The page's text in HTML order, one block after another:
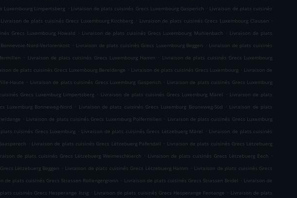
Luxembourg Limpertsberg . Livraison de plats cuisinés Grecs Luxembourg Gasperich . Livraison de plats cuisinés
Livraison de plats cuisinés Grecs Luxembourg Kirchberg . Livraison de plats cuisinés Grecs Luxembourg Clausen .
Grecs Luxembourg Howald . Livraison de plats cuisinés Grecs Luxembourg Muhlenbach . Livraison de plats
Nord-Verlorenkost . Livraison de plats cuisinés Grecs Luxembourg Beggen . Livraison de plats cuisinés
. Livraison de plats cuisinés Grecs Luxembourg Hamm . Livraison de plats cuisinés Grecs Luxembourg
de plats cuisinés Grecs Luxembourg Bereldange . Livraison de plats cuisinés Grecs Luxembourg . Livraison de
Haute . Livraison de plats cuisinés Grecs Luxemburg Gasperich . Livraison de plats cuisinés Grecs Luxemburg
Grecs Luxemburg Limpertsberg . Livraison de plats cuisinés Grecs Luxemburg Märel . Livraison de plats
Luxemburg Bonneweg-Nord . Livraison de plats cuisinés Grecs Luxemburg Bouneweg-Süd . Livraison de plats
. Livraison de plats cuisinés Grecs Luxemburg Polfermillen . Livraison de plats cuisinés Grecs Luxemburg
cuisinés Grecs Luxemburg . Livraison de plats cuisinés Grecs Lëtzebuerg Märel . Livraison de plats cuisinés
. Livraison de plats cuisinés Grecs Lëtzebuerg Pafendall . Livraison de plats cuisinés Grecs Lëtzebuerg
de plats cuisinés Grecs Lëtzebuerg Weimeschkierch . Livraison de plats cuisinés Grecs Lëtzebuerg Eech .
Lëtzebuerg Beggen . Livraison de plats cuisinés Grecs Lëtzebuerg Hamm . Livraison de plats cuisinés Grecs
de plats cuisinés Grecs Strassen Rollengergronn . Livraison de plats cuisinés Grecs Strassen Bridel . Livraison de
cuisinés Grecs Hesperange Itzig . Livraison de plats cuisinés Grecs Hesperange Fentange . Livraison de plats